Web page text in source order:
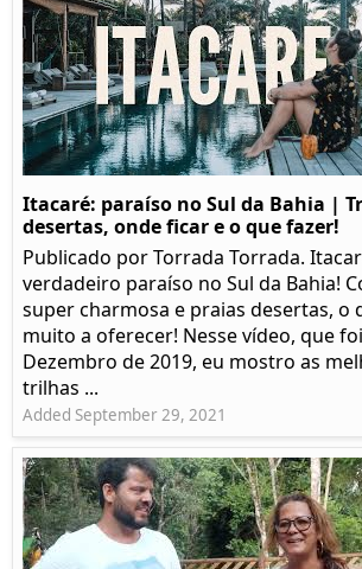
Itacaré: paraíso no Sul da Bahia |
desertas, onde ficar e o que fazer!
Publicado por Torrada Torrada.
verdadeiro paraíso no Sul da Bahia!
super charmosa e praias desertas, o
muito a oferecer! Nesse vídeo, que
Dezembro de 2019, eu mostro as
trilhas ...
Added September 29, 2021